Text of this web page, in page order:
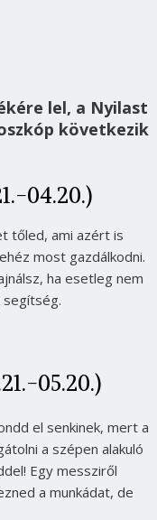
lel, a Nyilast
következik
04.20.)
tőled, ami azért is
most gazdálkodni.
ha esetleg nem
segítség.
05.20.)
el senkinek, mert a
a szépen alakuló
Egy messziről
a munkádat, de